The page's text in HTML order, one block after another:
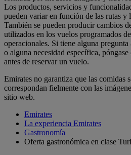
Los productos, servicios y
pueden variar en función de las rutas
También se pueden producir cambios
utilizados en los vuelos programados
operacionales. Si tiene alguna
o alguna necesidad específica,
antes de reservar un vuelo.
Emirates no garantiza que las comidas
correspondan fielmente con las
sitio web.
Emirates
La experiencia Emirates
Gastronomía
Oferta gastronómica en clase